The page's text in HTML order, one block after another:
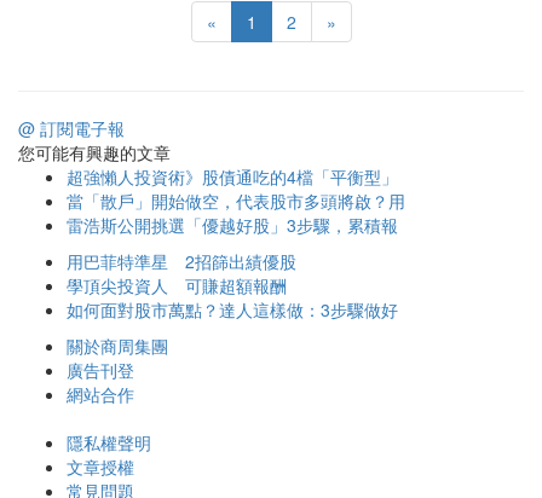
« 1 2 »
@ 訂閱電子報
您可能有興趣的文章
超強懶人投資術》股債通吃的4檔「平衡型」
當「散戶」開始做空，代表股市多頭將啟？用
雷浩斯公開挑選「優越好股」3步驟，累積報
用巴菲特準星 2招篩出績優股
學頂尖投資人 可賺超額報酬
如何面對股市萬點？達人這樣做：3步驟做好
關於商周集團
廣告刊登
網站合作
隱私權聲明
文章授權
常見問題